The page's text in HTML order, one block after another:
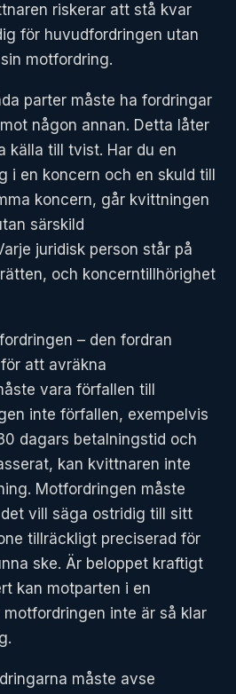
riskerar att stå kvar
för huvudfordringen utan
motfordring.
parter måste ha fordringar
någon annan. Detta låter
källa till tvist. Har du en
i en koncern och en skuld till
koncern, går kvittningen
särskild
juridisk person står på
och koncerntillhörighet
– den fordran
att avräkna
vara förfallen till
inte förfallen, exempelvis
dagars betalningstid och
kan kvittnaren inte
Motfordringen måste
vill säga ostridig till sitt
tillräckligt preciserad för
ske. Är beloppet kraftigt
kan motparten i en
inte är så klar
måste avse